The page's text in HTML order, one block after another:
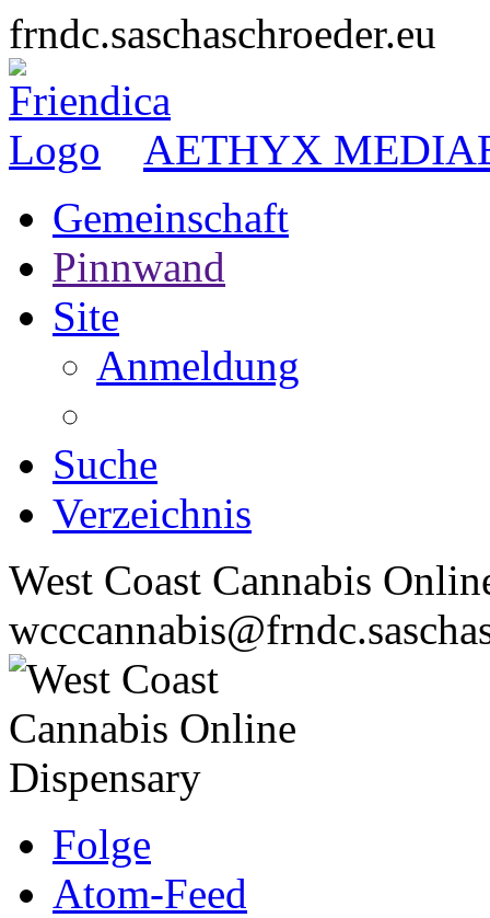
frndc.saschaschroeder.eu
AETHYX
Gemeinschaft
Pinnwand
Site
Anmeldung
Suche
Verzeichnis
West Coast Cannabis
Folge
Atom-Feed